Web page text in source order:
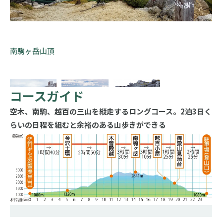
南駒ヶ岳山頂
コースガイド
空木、南駒、越百の三山を縦走するロングコース。2泊3日く
らいの日程を組むと余裕のある山歩きができる